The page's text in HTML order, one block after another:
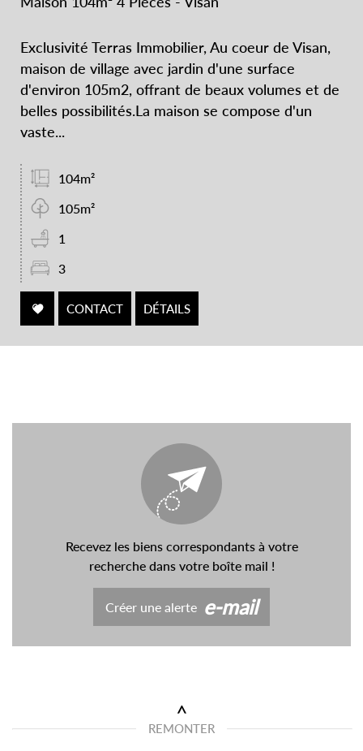
Exclusivité Terras Immobilier, Au coeur de Visan,
maison de village avec jardin d'une surface
d'environ 105m2, offrant de beaux volumes et de
belles possibilités.La maison se compose d'un
vaste...
104m²
105m²
1
3
CONTACT DÉTAILS
Recevez les biens correspondants à votre
recherche dans votre boîte mail !
Créer une alerte e-mail
REMONTER